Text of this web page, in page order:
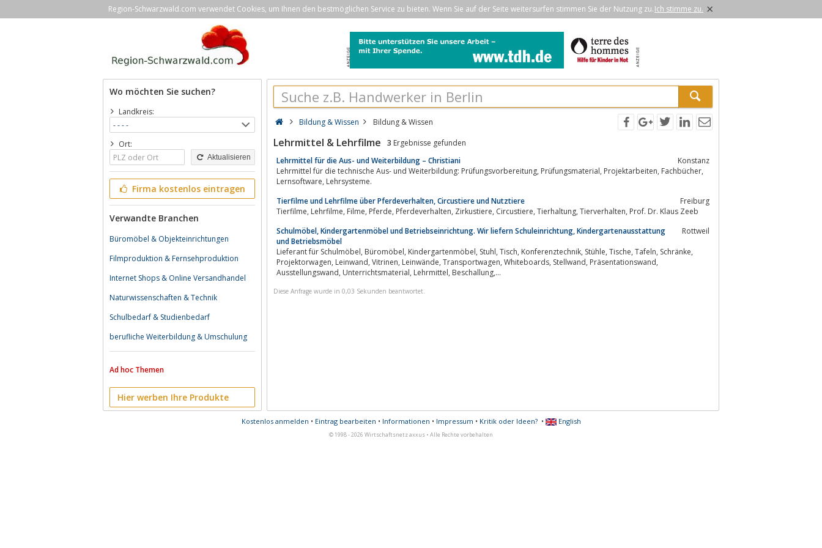
Region-Schwarzwald.com verwendet Cookies, um Ihnen den bestmöglichen Service zu bieten. Wenn Sie auf der Seite weitersurfen stimmen Sie der Nutzung zu.Ich stimme zu. ×
Wo möchten Sie suchen?
Landkreis:
Ort:
Aktualisieren
Firma kostenlos eintragen
Verwandte Branchen
Büromöbel & Objekteinrichtungen
Filmproduktion & Fernsehproduktion
Internet Shops & Online Versandhandel
Naturwissenschaften & Technik
Schulbedarf & Studienbedarf
berufliche Weiterbildung & Umschulung
Ad hoc Themen
Hier werben Ihre Produkte
Bildung & Wissen Bildung & Wissen
Lehrmittel & Lehrfilme 3 Ergebnisse gefunden
Lehrmittel für die Aus- und Weiterbildung – Christiani
Konstanz
Lehrmittel für die technische Aus- und Weiterbildung: Prüfungsvorbereitung, Prüfungsmaterial, Projektarbeiten, Fachbücher,
Lernsoftware, Lehrsysteme.
Tierfilme und Lehrfilme über Pferdeverhalten, Circustiere und Nutztiere
Freiburg
Tierfilme, Lehrfilme, Filme, Pferde, Pferdeverhalten, Zirkustiere, Circustiere, Tierhaltung, Tierverhalten, Prof. Dr. Klaus Zeeb
Schulmöbel, Kindergartenmöbel und Betriebseinrichtung. Wir liefern Schuleinrichtung, Kindergartenausstattung
und Betriebsmöbel
Rottweil
Lieferant für Schulmöbel, Büromöbel, Kindergartenmöbel, Stuhl, Tisch, Konferenztechnik, Stühle, Tische, Tafeln, Schränke,
Projektorwagen, Leinwand, Vitrinen, Leinwände, Transportwagen, Whiteboards, Stellwand, Präsentationswand,
Ausstellungswand, Unterrichtsmaterial, Lehrmittel, Beschallung,...
Diese Anfrage wurde in 0,03 Sekunden beantwortet.
Kostenlos anmelden • Eintrag bearbeiten • Informationen • Impressum • Kritik oder Ideen?• English
© 1998 - 2026 Wirtschaftsnetz axxus • Alle Rechte vorbehalten